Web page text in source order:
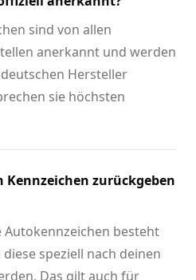
sind von allen
anerkannt und werden
Hersteller
sie höchsten
Kennzeichen zurückgeben
besteht
speziell nach deinen
Das gilt auch für